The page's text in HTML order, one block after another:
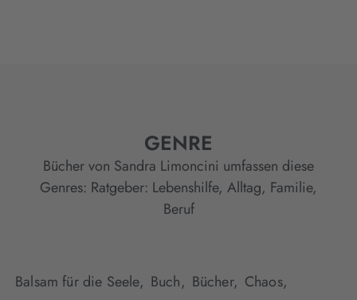
GENRE
Bücher von Sandra Limoncini umfassen diese
Genres: Ratgeber: Lebenshilfe, Alltag, Familie,
Beruf
Balsam für die Seele, Buch, Bücher, Chaos,